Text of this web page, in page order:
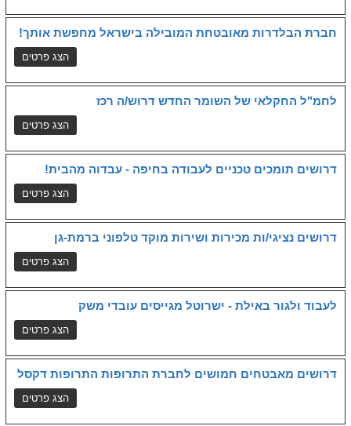
חברת הבלדרות מאובטחת המובילה בישראל מחפשת אותך!
לחמ"ל החקלאי של השומר החדש דרוש/ה רכז
דרושים תומכים טכניים לעבודה בחיפה - עבדוה מהבית!
דרושים נציגי/ות מכירות ושירות מוקד טלפוני ברמת-גן
לעבוד ולגור באילת - ישרוטל מגייסים עובדי משק
דרושים מאבטחים חמושים לחברת התרופות התרופות דקסל